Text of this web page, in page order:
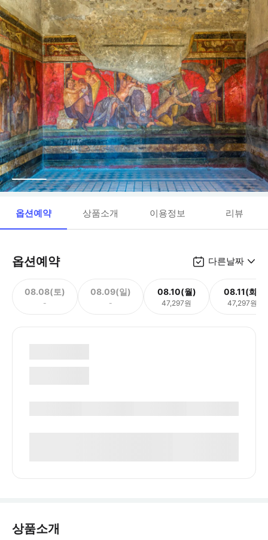
옵션예약 상품소개 이용정보 리뷰
옵션예약 다른날짜
08.08(토)
-
08.09(일)
-
08.10(월)
47,297원
08.11(화)
47,297원
상품소개